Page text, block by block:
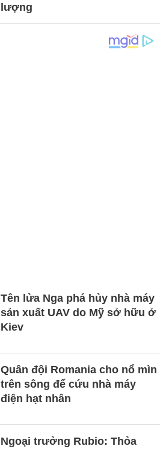
lượng
Tên lửa Nga phá hủy nhà máy
sản xuất UAV do Mỹ sở hữu ở
Kiev
Quân đội Romania cho nổ mìn
trên sông để cứu nhà máy
điện hạt nhân
Ngoại trưởng Rubio: Thỏa